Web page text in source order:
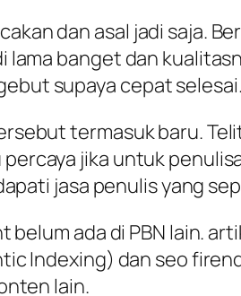
dan asal jadi saja.
banget dan
supaya cepat selesai.
termasuk baru.
jika untuk
jasa penulis yang
ada di PBN lain.
Indexing) dan seo
lain.